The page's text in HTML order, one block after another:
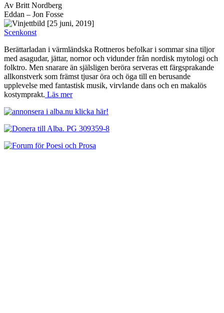
Av Britt Nordberg
Eddan – Jon Fosse
[25 juni, 2019]
Scenkonst
Berättarladan i värmländska Rottneros befolkar i sommar sina tiljor
med asagudar, jättar, nornor och vidunder från nordisk mytologi och
folktro. Men snarare än själsligen beröra serveras ett färgsprakande
allkonstverk som främst tjusar öra och öga till en berusande
upplevelse med fantastisk musik, virvlande dans och en makalös
kostymprakt. Läs mer